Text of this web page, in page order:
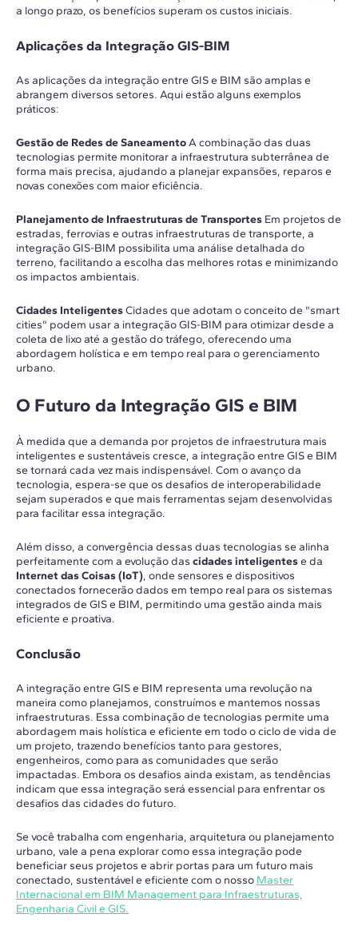
a longo prazo, os benefícios superam os custos iniciais.
Aplicações da Integração GIS-BIM
As aplicações da integração entre GIS e BIM são amplas e
abrangem diversos setores. Aqui estão alguns exemplos
práticos:
Gestão de Redes de SaneamentoA combinação das duas
tecnologias permite monitorar a infraestrutura subterrânea de
forma mais precisa, ajudando a planejar expansões, reparos e
novas conexões com maior eficiência.
Planejamento de Infraestruturas de Transportes Em projetos de
estradas, ferrovias e outras infraestruturas de transporte, a
integração GIS-BIM possibilita uma análise detalhada do
terreno, facilitando a escolha das melhores rotas e minimizando
os impactos ambientais.
Cidades InteligentesCidades que adotam o conceito de "smart
cities" podem usar a integração GIS-BIM para otimizar desde a
coleta de lixo até a gestão do tráfego, oferecendo uma
abordagem holística e em tempo real para o gerenciamento
urbano.
O Futuro da Integração GIS e BIM
À medida que a demanda por projetos de infraestrutura mais
inteligentes e sustentáveis cresce, a integração entre GIS e BIM
se tornará cada vez mais indispensável. Com o avanço da
tecnologia, espera-se que os desafios de interoperabilidade
sejam superados e que mais ferramentas sejam desenvolvidas
para facilitar essa integração.
Além disso, a convergência dessas duas tecnologias se alinha
perfeitamente com a evolução das cidades inteligentese da
Internet das Coisas (IoT), onde sensores e dispositivos
conectados fornecerão dados em tempo real para os sistemas
integrados de GIS e BIM, permitindo uma gestão ainda mais
eficiente e proativa.
Conclusão
A integração entre GIS e BIM representa uma revolução na
maneira como planejamos, construímos e mantemos nossas
infraestruturas. Essa combinação de tecnologias permite uma
abordagem mais holística e eficiente em todo o ciclo de vida de
um projeto, trazendo benefícios tanto para gestores,
engenheiros, como para as comunidades que serão
impactadas. Embora os desafios ainda existam, as tendências
indicam que essa integração será essencial para enfrentar os
desafios das cidades do futuro.
Se você trabalha com engenharia, arquitetura ou planejamento
urbano, vale a pena explorar como essa integração pode
beneficiar seus projetos e abrir portas para um futuro mais
conectado, sustentável e eficiente com o nosso Master
Internacional em BIM Management para Infraestruturas,
Engenharia Civil e GIS.